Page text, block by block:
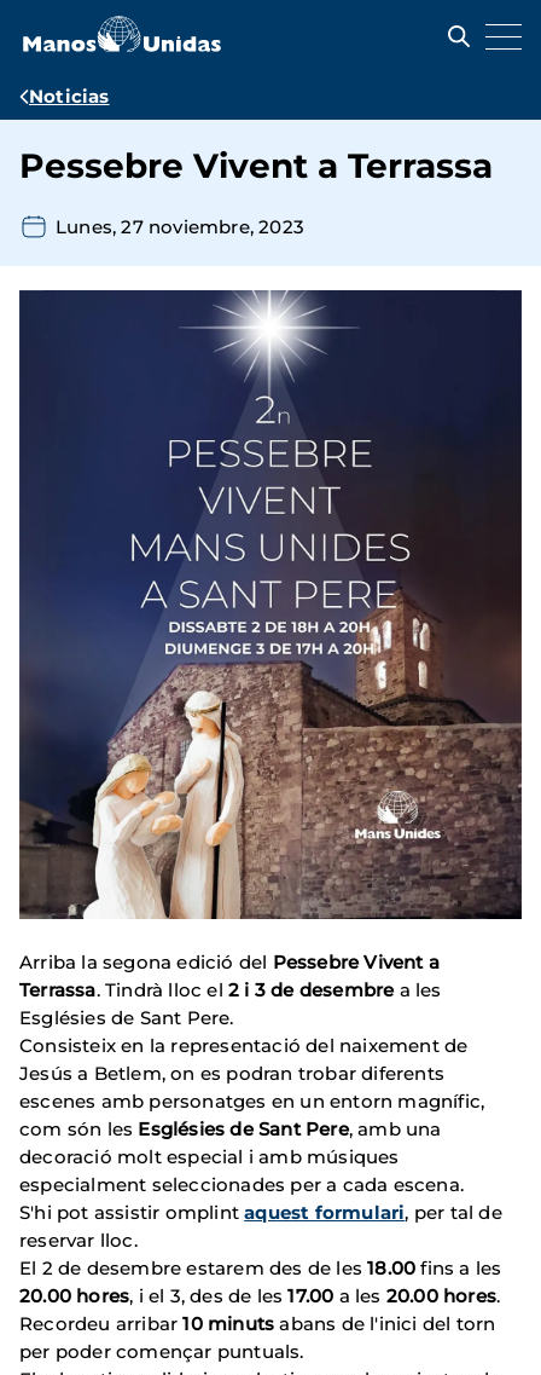
contenido
Ruta
navegación
Noticias
Pessebre Vivent a Terrassa
Lunes, 27 noviembre, 2023
Arriba la segona edició del Pessebre Vivent a
Terrassa. Tindrà lloc el2 i 3 de desembrea les
Esglésies de Sant Pere.
Consisteix en la representació del naixement de
Jesús a Betlem, on es podran trobar diferents
escenes amb personatges en un entorn magnífic,
com són les Esglésies de Sant Pere, amb una
decoració molt especial i amb músiques
especialment seleccionades per a cada escena.
S'hi pot assistir omplintaquest formulari, per tal de
reservar lloc.
El 2 de desembre estarem des de les18.00 fins a les
20.00 hores, i el 3, des de les17.00 a les 20.00 hores.
Recordeu arribar10 minuts abans de l'inici del torn
per poder començar puntuals.